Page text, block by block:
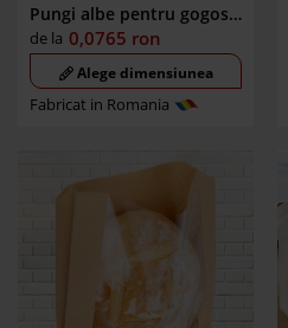
Pungi albe pentru gogosi,
produse patiserie
de la 0,0765 ron
Alege dimensiunea
Fabricat in Romania